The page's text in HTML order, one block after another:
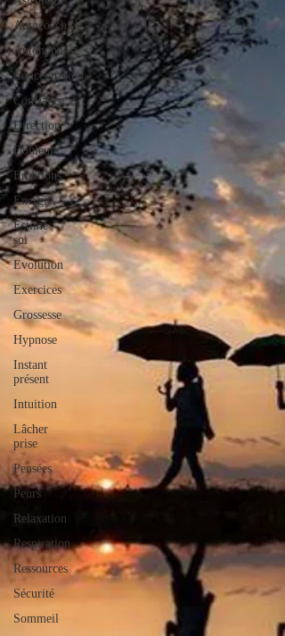
Autocoaching
Autohypnose
Concentration
Confiance
Direction
Douleurs
Emotions
Energie
Estime
soi
Evolution
Exercices
Grossesse
Hypnose
Instant
présent
Intuition
Lâcher
prise
Pensées
Peurs
Relaxation
Respiration
Ressources
Sécurité
Sommeil